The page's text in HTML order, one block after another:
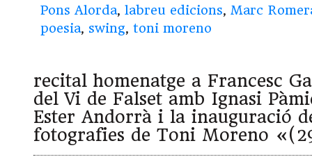
Pons Alorda, labreu edicions, Marc
poesia, swing, toni moreno
recital homenatge a Francesc
del Vi de Falset amb Ignasi
Ester Andorrà i la inauguració
fotografies de Toni Moreno